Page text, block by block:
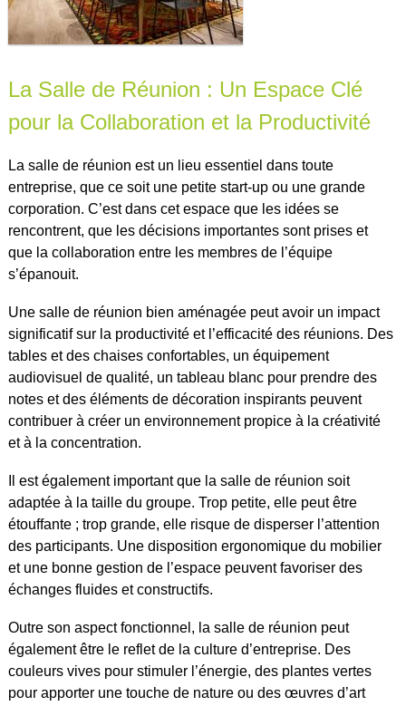
La Salle de Réunion : Un Espace Clé
pour la Collaboration et la Productivité
La salle de réunion est un lieu essentiel dans toute
entreprise, que ce soit une petite start-up ou une grande
corporation. C’est dans cet espace que les idées se
rencontrent, que les décisions importantes sont prises et
que la collaboration entre les membres de l’équipe
s’épanouit.
Une salle de réunion bien aménagée peut avoir un impact
significatif sur la productivité et l’efficacité des réunions. Des
tables et des chaises confortables, un équipement
audiovisuel de qualité, un tableau blanc pour prendre des
notes et des éléments de décoration inspirants peuvent
contribuer à créer un environnement propice à la créativité
et à la concentration.
Il est également important que la salle de réunion soit
adaptée à la taille du groupe. Trop petite, elle peut être
étouffante ; trop grande, elle risque de disperser l’attention
des participants. Une disposition ergonomique du mobilier
et une bonne gestion de l’espace peuvent favoriser des
échanges fluides et constructifs.
Outre son aspect fonctionnel, la salle de réunion peut
également être le reflet de la culture d’entreprise. Des
couleurs vives pour stimuler l’énergie, des plantes vertes
pour apporter une touche de nature ou des œuvres d’art